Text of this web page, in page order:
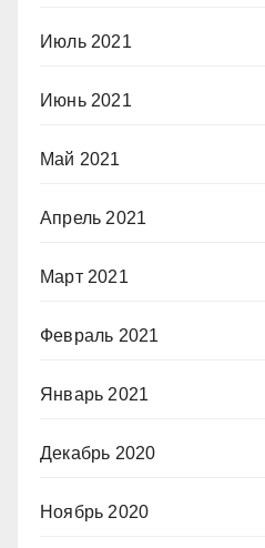
Июль 2021
Июнь 2021
Май 2021
Апрель 2021
Март 2021
Февраль 2021
Январь 2021
Декабрь 2020
Ноябрь 2020